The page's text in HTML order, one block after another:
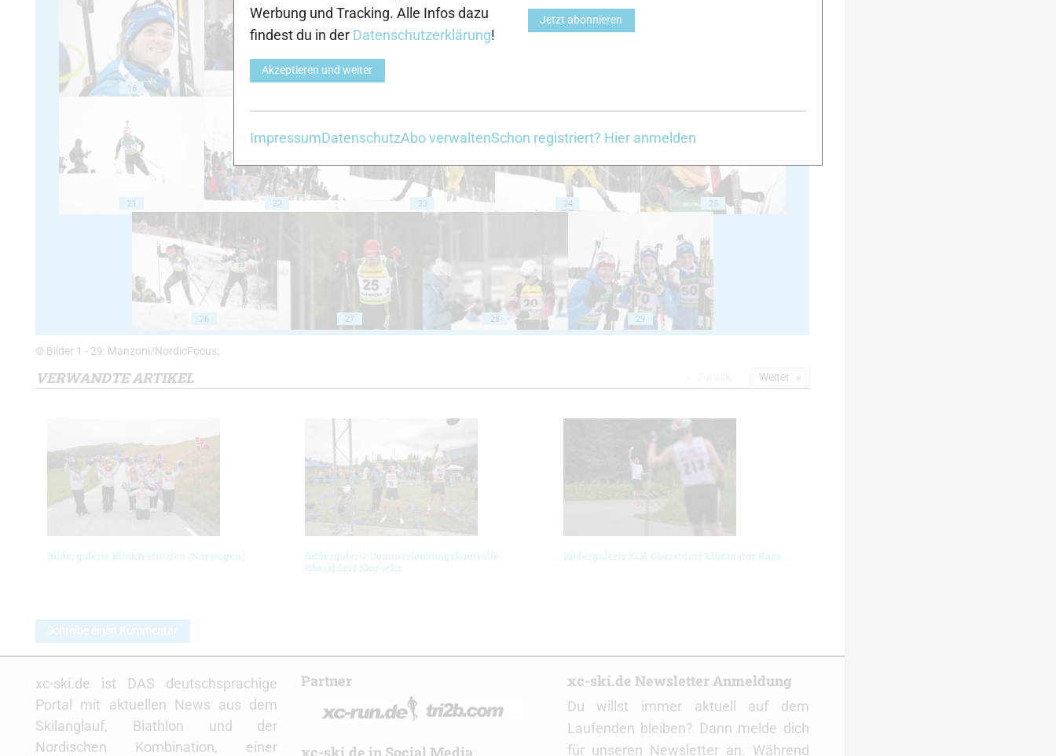
16
21 22 23 24 25
26 27 28 29
© Bilder 1 - 29: Manzoni/NordicFocus;
VERWANDTE ARTIKEL
Bildergalerie Blinkfestivalen (Norwegen)
Bildergalerie Sommerleistungskontrolle
Oberstdorf Skirocks
Bildergalerie SLK Oberstdorf Eliminator Race
Weiter
Schreibe einen Kommentar
xc-ski.de ist DAS deutschsprachige
Portal mit aktuellen News aus dem
Skilanglauf, Biathlon und der
Nordischen Kombination, einer
Partner
xc-ski.de in Social Media
xc-ski.de Newsletter Anmeldung
Du willst immer aktuell auf dem
Laufenden bleiben? Dann melde dich
für unseren Newsletter an. Während
Werbung und Tracking. Alle Infos dazu
findest du in der Datenschutzerklärung!
Akzeptieren und weiter
Jetzt abonnieren
ImpressumDatenschutzAbo verwaltenSchon registriert? Hier anmelden